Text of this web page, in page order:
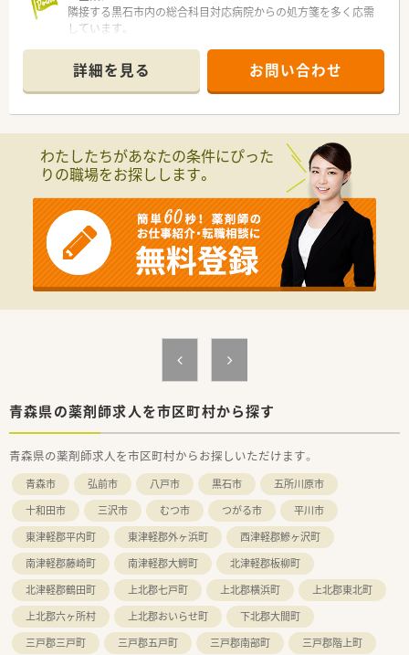
隣接する黒石市内の総合科目対応病院からの処方箋を多く応需
しています。
OJT、研修制度も万全。
厚生労働省が示した「患者のための薬局ビジョン」において求め
られている項目に対し、独自の研修体制を整備。
階層別に達成項目を設定し、座学だけではなく行動もあわせて全
患者様もご高齢の方が多い為、勤務されている方々は基本的に皆
さん穏やかにお話しをされるので丁寧に指導していただけま
じっくりスキルアップをしていきたい方に大変オススメです。
詳細を見る お問い合わせ
わたしたちがあなたの条件にぴった
りの職場をお探しします。
青森県の薬剤師求人を市区町村から探す
青森県の薬剤師求人を市区町村からお探しいただけます。
青森市 弘前市 八戸市 黒石市
五所川原市
十和田市
三沢市 むつ市 つがる市
平川市
東津軽郡平内町
東津軽郡外ヶ浜町
西津軽郡鰺ヶ沢町
南津軽郡藤崎町
南津軽郡大鰐町
北津軽郡板柳町
北津軽郡鶴田町
上北郡七戸町 上北郡横浜町
上北郡東北町
上北郡六ヶ所村
上北郡おいらせ町
下北郡大間町
三戸郡三戸町
三戸郡五戸町 三戸郡南部町 三戸郡階上町